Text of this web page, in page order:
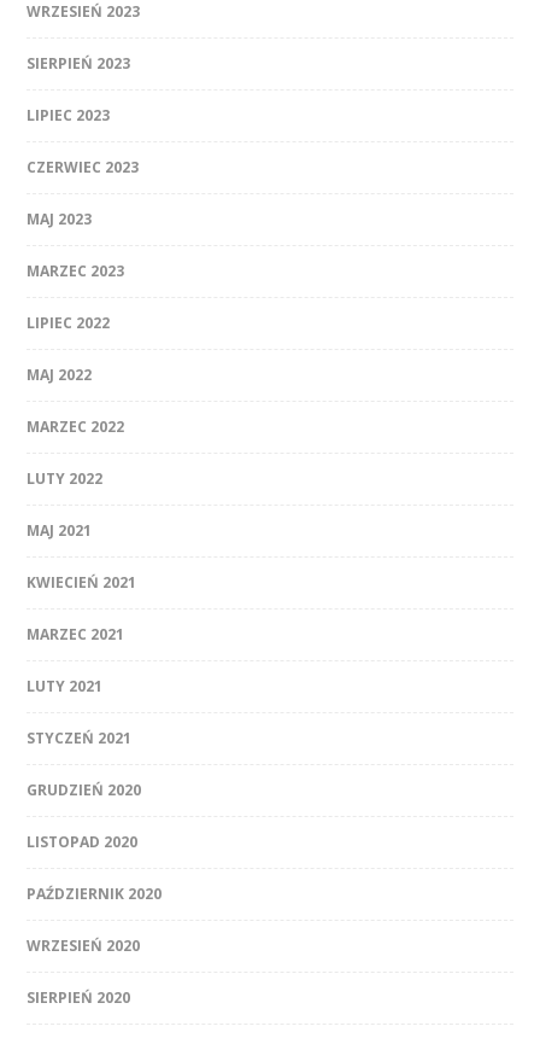
WRZESIEŃ 2023
SIERPIEŃ 2023
LIPIEC 2023
CZERWIEC 2023
MAJ 2023
MARZEC 2023
LIPIEC 2022
MAJ 2022
MARZEC 2022
LUTY 2022
MAJ 2021
KWIECIEŃ 2021
MARZEC 2021
LUTY 2021
STYCZEŃ 2021
GRUDZIEŃ 2020
LISTOPAD 2020
PAŹDZIERNIK 2020
WRZESIEŃ 2020
SIERPIEŃ 2020